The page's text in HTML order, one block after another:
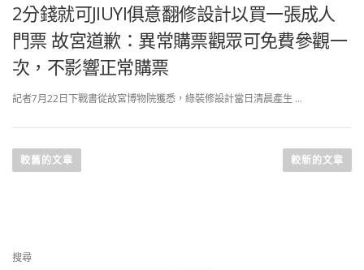
2分錢就可JIUYI俱意翻修設計以買一張成人
門票 故宮道歉：異常購票觀眾可免費參觀一
次，不影響正常購票
記者7月22日下戰書從故宮博物院獲悉，綠裝修設計當日清晨產生 …
章
較舊的文章 較新的文章
搜尋